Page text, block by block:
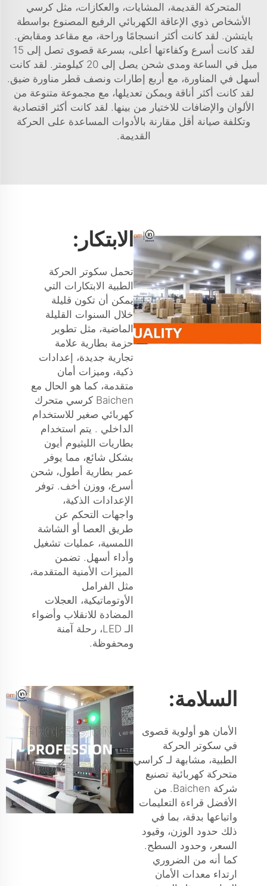
المتحركة القديمة، المشايات، والعكازات، مثلكرسي
الأشخاص ذوي الإعاقة الكهربائي الرفيع المصنوع بواسطة
بايتشن. لقد كانت أكثر انسجامًا وراحة، مع مقاعد ومقابض.
لقد كانت أسرع وكفاءتها أعلى، بسرعة قصوى تصل إلى 15
ميل في الساعة ومدى شحن يصل إلى 20 كيلومتر. لقد كانت
أسهل في المناورة، مع أربع إطارات ونصف قطر مناورة ضيق.
لقد كانت أكثر أناقة ويمكن تعديلها، مع مجموعة متنوعة من
الألوان والإضافات للاختيار من بينها. لقد كانت أكثر اقتصادية
وتكلفة صيانة أقل مقارنة بالأدوات المساعدة على الحركة
القديمة.
الابتكار:
تحمل سكوتر الحركة
الطبية الابتكارات التي
يمكن أن تكون قليلة
خلال السنوات القليلة
الماضية، مثل تطوير
حزمة بطارية علامة
تجارية جديدة، إعدادات
ذكية، وميزات أمان
متقدمة، كما هو الحال مع
Baichen كرسي متحرك
كهربائي صغير للاستخدام
الداخلي . يتم استخدام
بطاريات الليثيوم أيون
بشكل شائع، مما يوفر
عمر بطارية أطول، شحن
أسرع، ووزن أخف. توفر
الإعدادات الذكية،
واجهات التحكم عن
طريق العصا أو الشاشة
اللمسية، عمليات تشغيل
وأداء أسهل. تضمن
الميزات الأمنية المتقدمة،
مثل الفرامل
الأوتوماتيكية، العجلات
المضادة للانقلاب وأضواء
الـ LED، رحلة آمنة
ومحفوظة.
السلامة:
الأمان هو أولوية قصوى
في سكوتر الحركة
الطبية، مشابهة لـ كراسي
متحركة كهربائية تصنيع
شركة Baichen. من
الأفضل قراءة التعليمات
واتباعها بدقة، بما في
ذلك حدود الوزن، وقيود
السعر، وحدود السطح.
كما أنه من الضروري
ارتداء معدات الأمان